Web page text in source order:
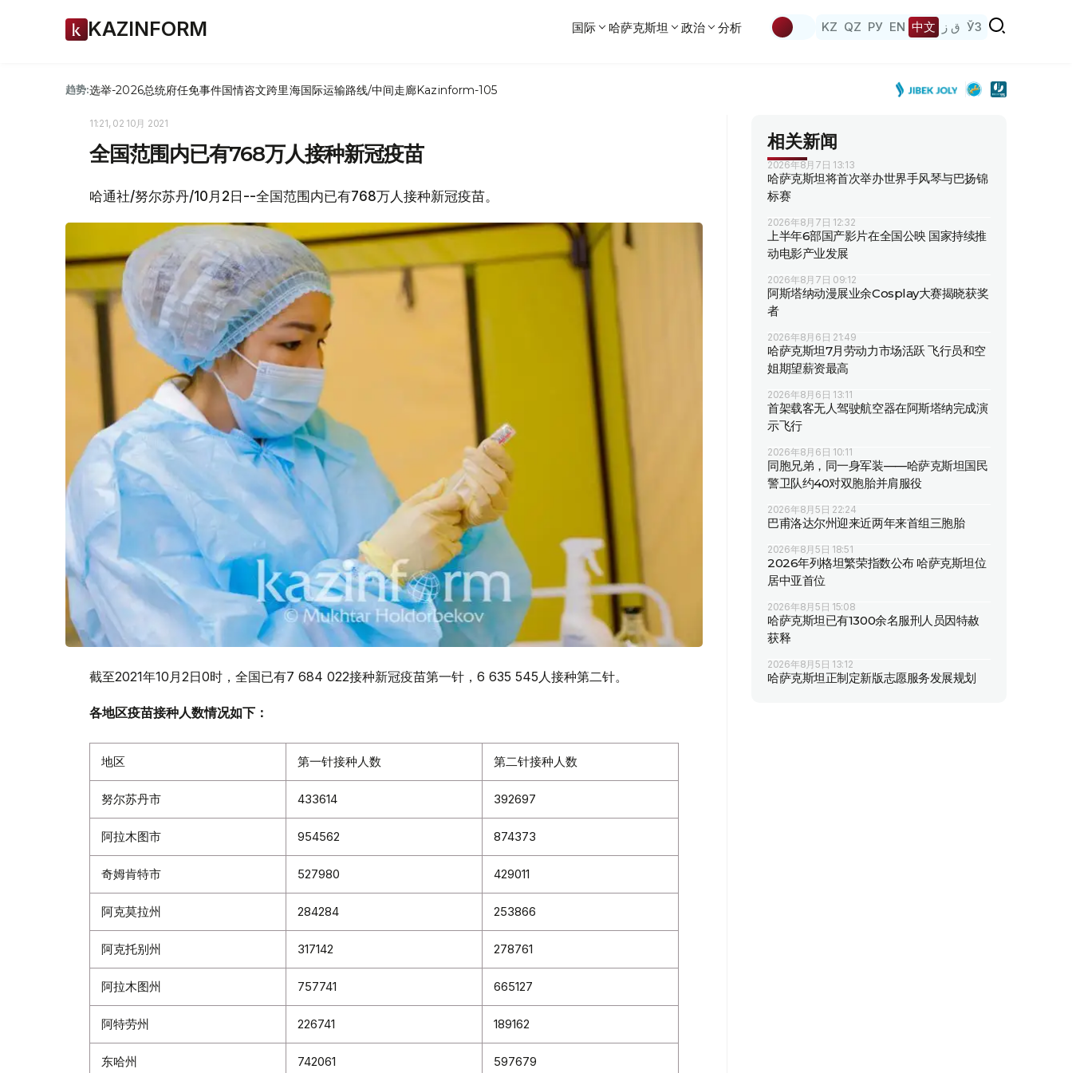
KAZINFORM 国际 哈萨克斯坦 政治 分析 KZ QZ РУ EN 中文 ق ز ЎЗ
趋势:选举-2026总统府任免事件国情咨文跨里海国际运输路线/中间走廊Kazinform-105
11:21, 02 10月 2021
全国范围内已有768万人接种新冠疫苗
哈通社/努尔苏丹/10月2日--全国范围内已有768万人接种新冠疫苗。
截至2021年10月2日0时，全国已有7 684 022接种新冠疫苗第一针，6 635 545人接种第二针。
各地区疫苗接种人数情况如下：
地区 第一针接种人数 第二针接种人数
努尔苏丹市 433614 392697
阿拉木图市 954562 874373
奇姆肯特市 527980 429011
阿克莫拉州 284284 253866
阿克托别州 317142 278761
阿拉木图州 757741 665127
阿特劳州 226741 189162
东哈州 742061 597679
相关新闻
2026年8月7日 13:13
哈萨克斯坦将首次举办世界手风琴与巴扬锦
标赛
2026年8月7日 12:32
上半年6部国产影片在全国公映 国家持续推
动电影产业发展
2026年8月7日 09:12
阿斯塔纳动漫展业余Cosplay大赛揭晓获奖
者
2026年8月6日 21:49
哈萨克斯坦7月劳动力市场活跃 飞行员和空
姐期望薪资最高
2026年8月6日 13:11
首架载客无人驾驶航空器在阿斯塔纳完成演
示飞行
2026年8月6日 10:11
同胞兄弟，同一身军装——哈萨克斯坦国民
警卫队约40对双胞胎并肩服役
2026年8月5日 22:24
巴甫洛达尔州迎来近两年来首组三胞胎
2026年8月5日 18:51
2026年列格坦繁荣指数公布 哈萨克斯坦位
居中亚首位
2026年8月5日 15:08
哈萨克斯坦已有1300余名服刑人员因特赦
获释
2026年8月5日 13:12
哈萨克斯坦正制定新版志愿服务发展规划